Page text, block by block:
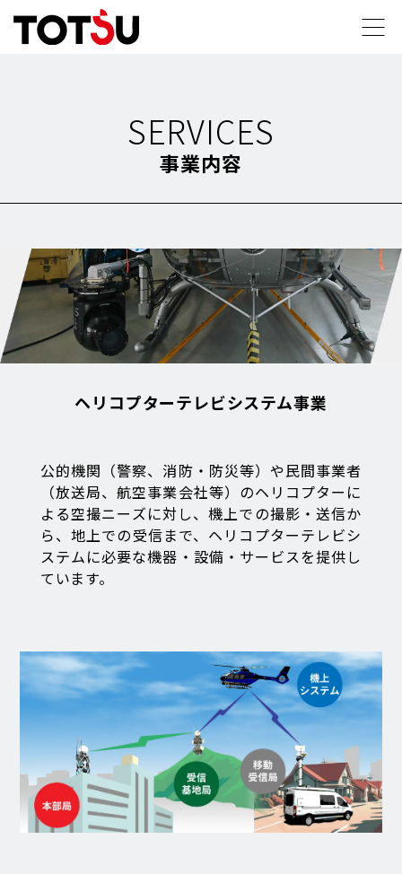
SERVICES
事業内容
ヘリコプターテレビシステム事業
公的機関（警察、消防・防災等）や民間事業者
（放送局、航空事業会社等）のヘリコプターに
よる空撮ニーズに対し、機上での撮影・送信か
ら、地上での受信まで、ヘリコプターテレビシ
ステムに必要な機器・設備・サービスを提供し
ています。